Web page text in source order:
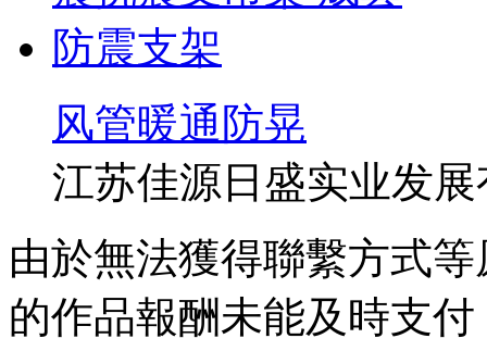
风管暖通防晃
江苏佳源日盛实业发
由於無法獲得聯繫方式
的作品報酬未能及時支